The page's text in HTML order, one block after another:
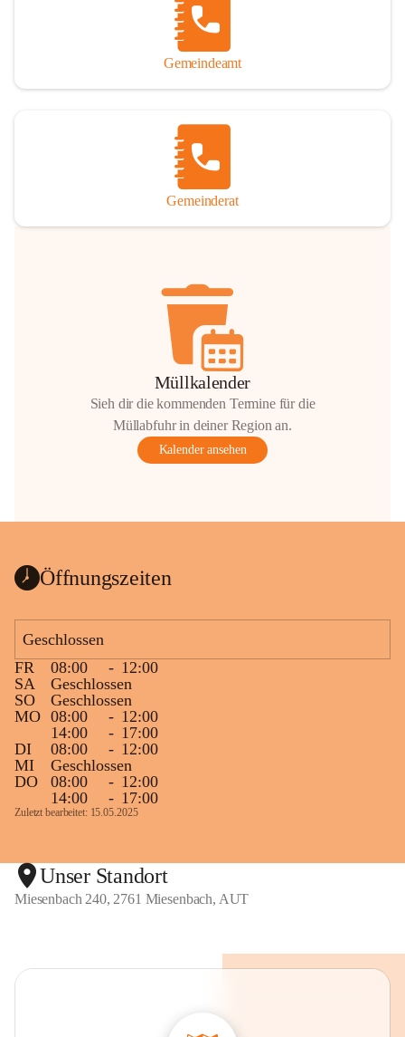
Gemeindeamt
Gemeinderat
Müllkalender
Sieh dir die kommenden Termine für die
Müllabfuhr in deiner Region an.
Kalender ansehen
Öffnungszeiten
Geschlossen
FR
08:00 - 12:00
SA
Geschlossen
SO
Geschlossen
MO 08:00 - 12:00
14:00
- 17:00
DI
08:00 - 12:00
MI
Geschlossen
DO
08:00 - 12:00
14:00
- 17:00
Zuletzt bearbeitet: 15.05.2025
Unser Standort
Miesenbach 240, 2761 Miesenbach, AUT